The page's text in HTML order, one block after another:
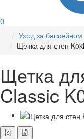
0
Уход за бассейном
Щетка для стен
Щетка
Classic